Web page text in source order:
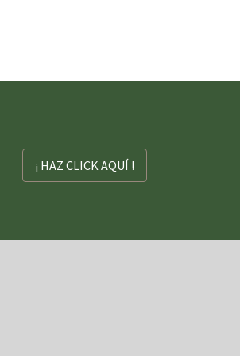
¡ HAZ CLICK AQUÍ !